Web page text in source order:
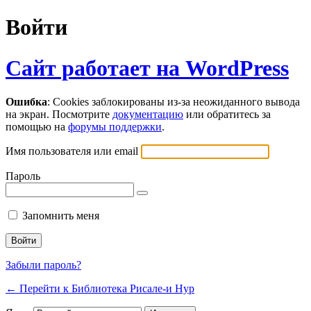
Войти
Сайт работает на WordPress
Ошибка: Cookies заблокированы из-за неожиданного вывода
на экран. Посмотрите документацию или обратитесь за
помощью на форумы поддержки.
Имя пользователя или email
Пароль
Запомнить меня
Забыли пароль?
← Перейти к Библиотека Рисале-и Нур